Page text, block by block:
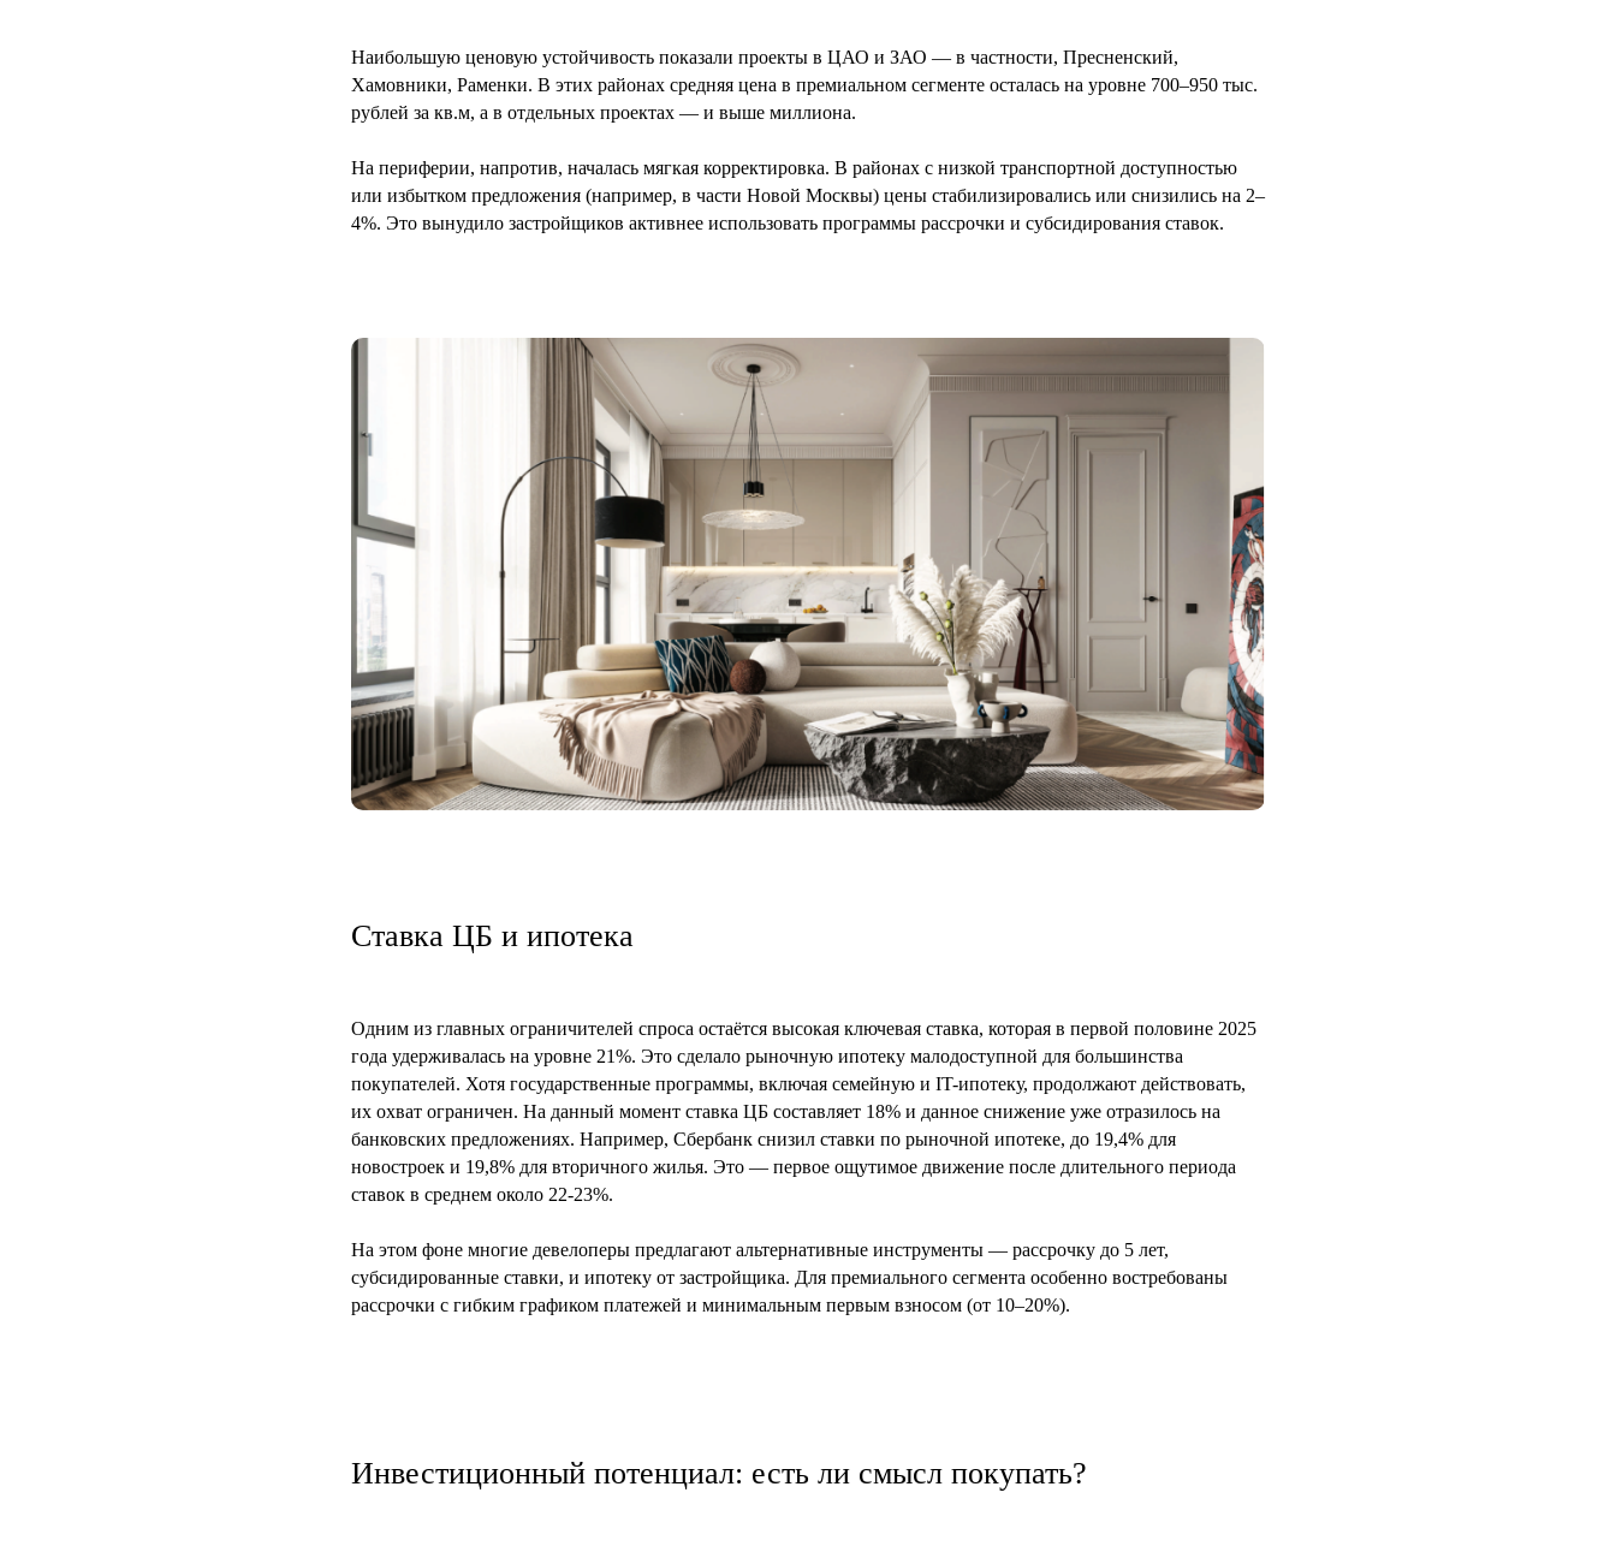
Наибольшую ценовую устойчивость показали проекты в ЦАО и ЗАО — в частности, Пресненский,
Хамовники, Раменки. В этих районах средняя цена в премиальном сегменте осталась на уровне 700–950 тыс.
рублей за кв.м, а в отдельных проектах — и выше миллиона.
На периферии, напротив, началась мягкая корректировка. В районах с низкой транспортной доступностью
или избытком предложения (например, в части Новой Москвы) цены стабилизировались или снизились на 2–
4%. Это вынудило застройщиков активнее использовать программы рассрочки и субсидирования ставок.
Ставка ЦБ и ипотека
Одним из главных ограничителей спроса остаётся высокая ключевая ставка, которая в первой половине 2025
года удерживалась на уровне 21%. Это сделало рыночную ипотеку малодоступной для большинства
покупателей. Хотя государственные программы, включая семейную и IT-ипотеку, продолжают действовать,
их охват ограничен. На данный момент ставка ЦБ составляет 18% и данное снижение уже отразилось на
банковских предложениях. Например, Сбербанк снизил ставки по рыночной ипотеке, до 19,4% для
новостроек и 19,8% для вторичного жилья. Это — первое ощутимое движение после длительного периода
ставок в среднем около 22-23%.
На этом фоне многие девелоперы предлагают альтернативные инструменты — рассрочку до 5 лет,
субсидированные ставки, и ипотеку от застройщика. Для премиального сегмента особенно востребованы
рассрочки с гибким графиком платежей и минимальным первым взносом (от 10–20%).
Инвестиционный потенциал: есть ли смысл покупать?